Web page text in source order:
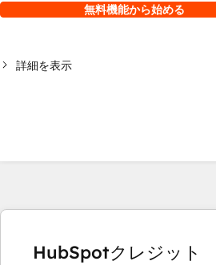
無料機能から始める
詳細を表示
HubSpotクレジット